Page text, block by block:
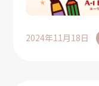
2024年11月18日